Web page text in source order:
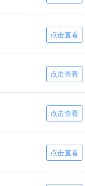
点击查看
点击查看
点击查看
点击查看